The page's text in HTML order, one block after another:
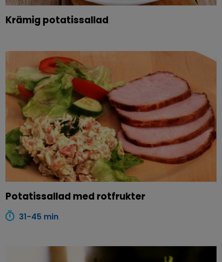
Krämig potatissallad
Potatissallad med rotfrukter
31-45 min